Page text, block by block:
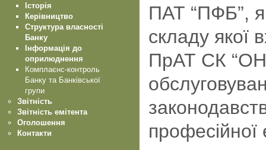
ПАТ “ПФБ”,
складу якої
ПрАТ СК
професійної
Історія
Керівництво
Структура власності
Банку
Інформація до
оприлюднення
Комплаєнс-контроль
Банку та Банківської
групи
Звітність
Звітність емітента
Оголошення
Контакти